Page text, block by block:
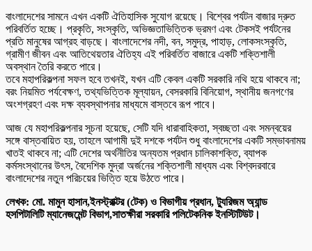
বাংলাদেশের সামনে এখন একটি ঐতিহাসিক সুযোগ রয়েছে। বিশ্বের পর্যটন বাজার দ্রুত
পরিবর্তিত হচ্ছে। প্রকৃতি, সংস্কৃতি, অভিজ্ঞতাভিত্তিক ভ্রমণ এবং টেকসই পর্যটনের
প্রতি মানুষের আগ্রহ বাড়ছে। বাংলাদেশের নদী, বন, সমুদ্র, পাহাড়, লোকসংস্কৃতি,
গ্রামীণ জীবন এবং আতিথেয়তার ঐতিহ্য এই পরিবর্তিত বাজারে একটি শক্তিশালী
অবস্থান তৈরি করতে পারে।
তবে মহাপরিকল্পনা সফল হবে তখনই, যখন এটি কেবল একটি সরকারি নথি হয়ে থাকবে না;
বরং নিয়মিত পর্যবেক্ষণ, তথ্যভিত্তিক মূল্যায়ন, বেসরকারি বিনিয়োগ, স্থানীয় জনগণের
অংশগ্রহণ এবং দক্ষ ব্যবস্থাপনার মাধ্যমে বাস্তবে রূপ পাবে।
আজ যে মহাপরিকল্পনার সূচনা হয়েছে, সেটি যদি ধারাবাহিকতা, স্বচ্ছতা এবং সমন্বয়ের
সঙ্গে বাস্তবায়িত হয়, তাহলে আগামী দুই দশকে পর্যটন শুধু বাংলাদেশের একটি সম্ভাবনাময়
খাতই থাকবে না; এটি দেশের অর্থনীতির অন্যতম প্রধান চালিকাশক্তি, ব্যাপক
কর্মসংস্থানের উৎস, বৈদেশিক মুদ্রা অর্জনের শক্তিশালী মাধ্যম এবং বিশ্বদরবারে
বাংলাদেশের নতুন পরিচয়ের ভিত্তি হয়ে উঠতে পারে।
লেখক: মো. মামুন হাসান,ইনস্ট্রাক্টর (টেক) ও বিভাগীয় প্রধান, ট্যুরিজম অ্যান্ড
হসপিটালিটি ম্যানেজমেন্ট বিভাগ,সাতক্ষীরা সরকারি পলিটেকনিক ইনস্টিটিউট।